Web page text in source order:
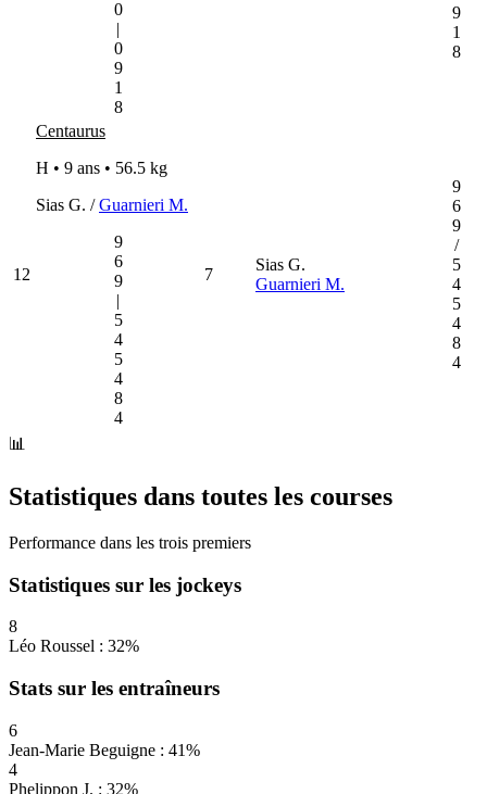
0
|
0
9
1
8
9
1
8
12
Centaurus
H • 9 ans • 56.5 kg
Sias G. /Guarnieri M.
9
6
9
|
5
4
5
4
8
4
7
Sias G.
Guarnieri M.
9
6
9
/
5
4
5
4
8
4
📊
Statistiques dans toutes les courses
Performance dans les trois premiers
Statistiques sur les jockeys
8
Léo Roussel : 32%
Stats sur les entraîneurs
6
Jean-Marie Beguigne : 41%
4
Phelippon J. : 32%